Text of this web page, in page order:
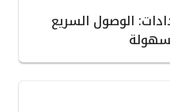
الوصول السريع